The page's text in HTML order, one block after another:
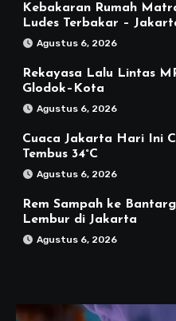
Kebakaran Rumah
Ludes Terbakar –
Agustus 6, 2026
Rekayasa Lalu Lintas
Glodok–Kota
Agustus 6, 2026
Cuaca Jakarta Hari Ini
Tembus 34°C
Agustus 6, 2026
Rem Sampah ke
Lembur di Jakarta
Agustus 6, 2026